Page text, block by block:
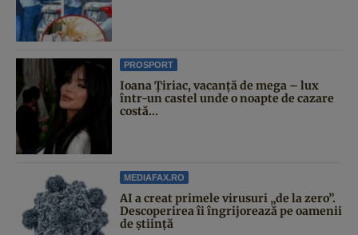
PROSPORT
Ioana Țiriac, vacanță de mega – lux
într-un castel unde o noapte de cazare
costă...
MEDIAFAX.RO
AI a creat primele virusuri „de la zero”.
Descoperirea îi îngrijorează pe oamenii
de știință